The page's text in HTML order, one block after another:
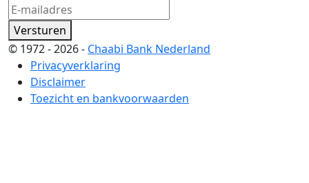
Versturen
© 1972 - 2026 - Chaabi Bank Nederland
Privacyverklaring
Disclaimer
Toezicht en bankvoorwaarden